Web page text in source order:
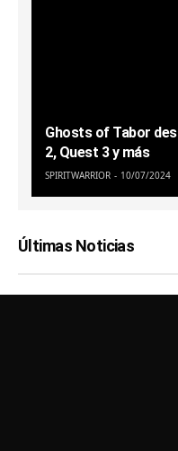
Ghosts of Tabor
2, Quest 3 y más
SPIRITWARRIOR 10/07/2024
Últimas Noticias